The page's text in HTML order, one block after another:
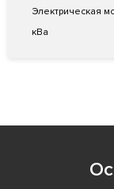
Электрическая
кВа